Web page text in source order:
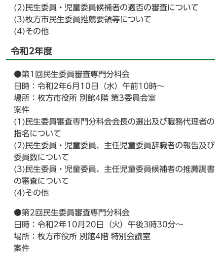
(2)民生委員・児童委員候補者の適否の審査について
(3)枚方市民生委員推薦要領等について
(4)その他
令和2年度
●第1回民生委員審査専門分科会
日時：令和2年6月10日（水）午前10時～
場所：枚方市役所 別館4階 第3委員会室
案件
(1)民生委員審査専門分科会会長の選出及び職務代理者の
指名について
(2)民生委員・児童委員、主任児童委員辞職者の報告及び
委員数について
(3)民生委員・児童委員、主任児童委員候補者の推薦調書
の審査について
(4)その他
●第2回民生委員審査専門分科会
日時：令和2年10月20日（火）午後3時30分～
場所：枚方市役所 別館4階 特別会議室
案件